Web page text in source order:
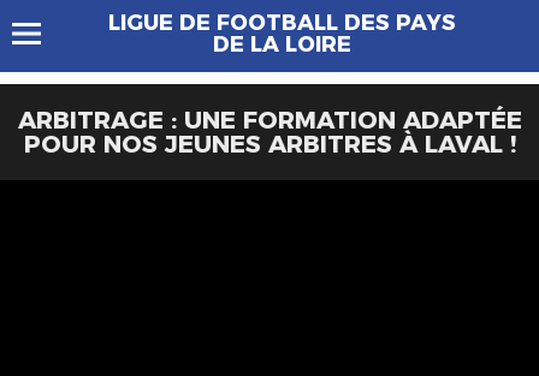
LIGUE DE FOOTBALL DES PAYS
DE LA LOIRE
ARBITRAGE : UNE FORMATION ADAPTÉE
POUR NOS JEUNES ARBITRES À LAVAL !